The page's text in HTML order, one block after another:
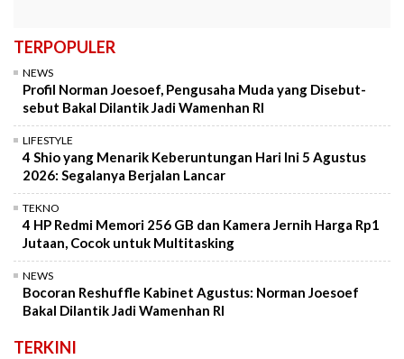
TERPOPULER
NEWS
Profil Norman Joesoef, Pengusaha Muda yang Disebut-
sebut Bakal Dilantik Jadi Wamenhan RI
LIFESTYLE
4 Shio yang Menarik Keberuntungan Hari Ini 5 Agustus
2026: Segalanya Berjalan Lancar
TEKNO
4 HP Redmi Memori 256 GB dan Kamera Jernih Harga Rp1
Jutaan, Cocok untuk Multitasking
NEWS
Bocoran Reshuffle Kabinet Agustus: Norman Joesoef
Bakal Dilantik Jadi Wamenhan RI
TERKINI